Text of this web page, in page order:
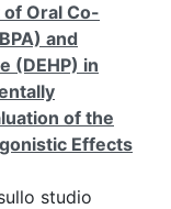
Oral Co-
and
(DEHP) in
of the
Effects
studio